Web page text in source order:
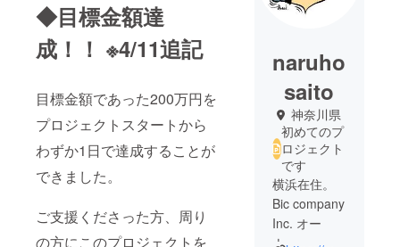
◆目標金額達
成！！ ※4/11追記
目標金額であった200万円を
プロジェクトスタートから
わずか1日で達成することが
できました。
ご支援くださった方、周り
の方にこのプロジェクトを
naruho
saito
神奈川県
初めてのプ
ロジェクト
です
横浜在住。
Bic company
Inc. オー
ナー。